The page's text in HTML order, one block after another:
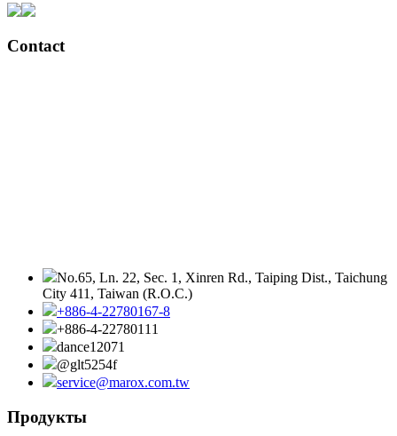
Contact
No.65, Ln. 22, Sec. 1, Xinren Rd., Taiping Dist., Taichung
City 411, Taiwan (R.O.C.)
+886-4-22780167-8
+886-4-22780111
dance12071
@glt5254f
service@marox.com.tw
Продукты